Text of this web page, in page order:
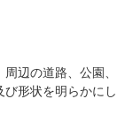
辺の道路、公園、
形状を明らかにし